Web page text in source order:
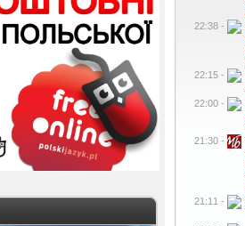
22:38 -
22:15 -
22:00 -
21:30 -
21:11 -